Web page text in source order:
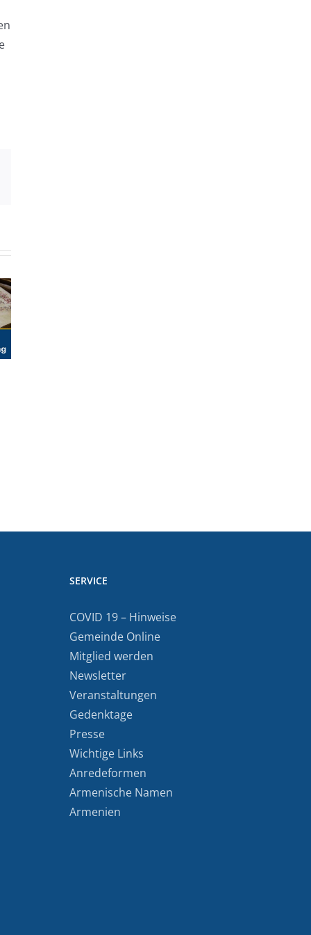
SERVICE
COVID 19 – Hinweise
Gemeinde Online
Mitglied werden
Newsletter
Veranstaltungen
Gedenktage
Presse
Wichtige Links
Anredeformen
Armenische Namen
Armenien